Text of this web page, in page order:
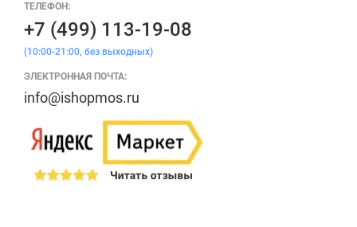
ТЕЛЕФОН:
+7 (499) 113-19-08
(10:00-21:00, без выходных)
ЭЛЕКТРОННАЯ ПОЧТА:
info@ishopmos.ru